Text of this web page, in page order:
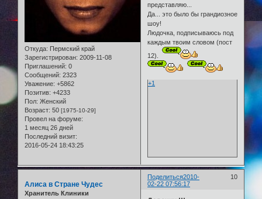
Откуда: Пермский край
Зарегистрирован: 2009-11-08
Приглашений: 0
Сообщений: 2323
Уважение: +5862
Позитив: +4233
Пол: Женский
Возраст: 50 [1975-10-29]
Провел на форуме:
1 месяц 26 дней
Последний визит:
2016-05-24 18:43:25
представляю...
Да... это было бы грандиозное
шоу!
Людочка, подписываюсь под
каждым твоим словом (пост
12).
+1
Поделиться 10
2010-
02-22 07:56:17
Алиса в Стране Чудес
Хранитель Клиники